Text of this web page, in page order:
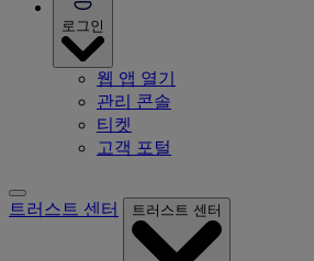
로그인
웹 앱 열기
관리 콘솔
티켓
고객 포털
트러스트 센터 트러스트 센터